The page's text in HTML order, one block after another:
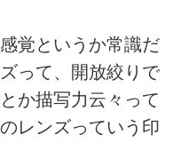
覚というか常識だ
って、開放絞りで
か描写力云々って
レンズっていう印